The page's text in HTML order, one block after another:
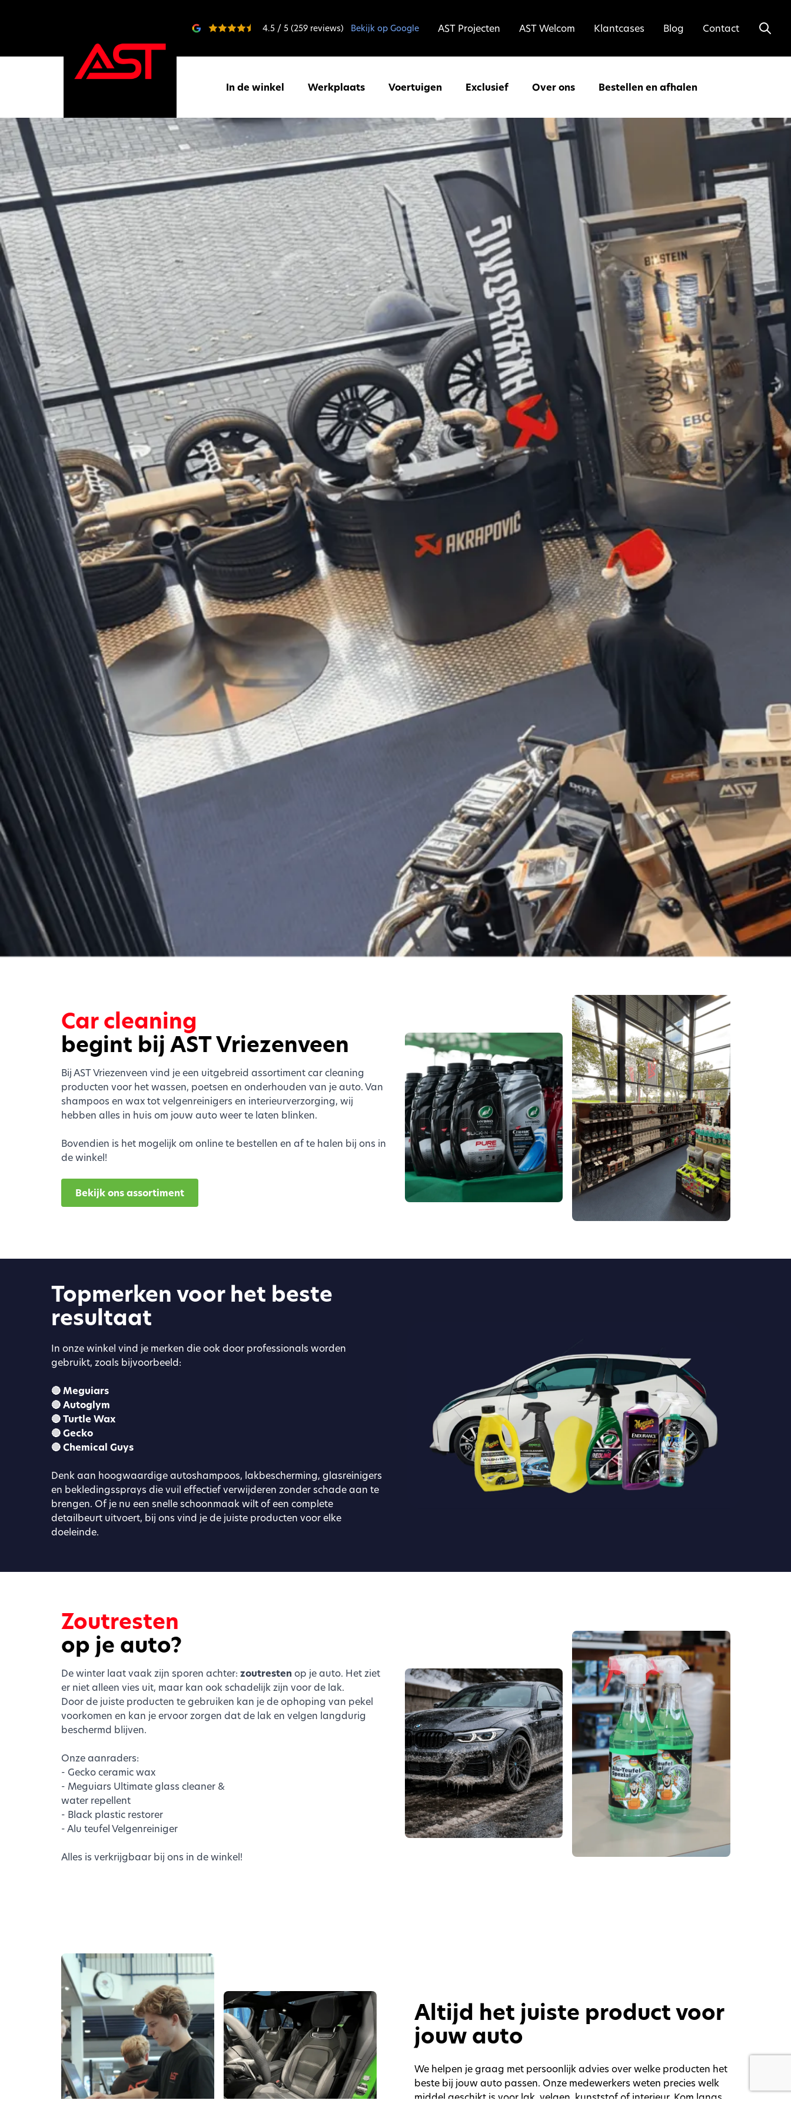
4.5 / 5 (259 reviews) Bekijk op Google AST Projecten AST Welcom Klantcases Blog Contact
In de winkel Werkplaats Voertuigen Exclusief Over ons Bestellen en afhalen
Car cleaning
begint bij AST Vriezenveen
Bij AST Vriezenveen vind je een uitgebreid assortiment car cleaning
producten voor het wassen, poetsen en onderhouden van je auto. Van
shampoos en wax tot velgenreinigers en interieurverzorging, wij
hebben alles in huis om jouw auto weer te laten blinken.
Bovendien is het mogelijk om online te bestellen en af te halen bij ons in
de winkel!
Bekijk ons assortiment
Topmerken voor het beste
resultaat
In onze winkel vind je merken die ook door professionals worden
gebruikt, zoals bijvoorbeeld:
🔴 Meguiars
🔴 Autoglym
🔴 Turtle Wax
🔴 Gecko
🔴 Chemical Guys
Denk aan hoogwaardige autoshampoos, lakbescherming, glasreinigers
en bekledingssprays die vuil effectief verwijderen zonder schade aan te
brengen. Of je nu een snelle schoonmaak wilt of een complete
detailbeurt uitvoert, bij ons vind je de juiste producten voor elke
doeleinde.
Zoutresten
op je auto?
De winter laat vaak zijn sporen achter: zoutrestenop je auto. Het ziet
er niet alleen vies uit, maar kan ook schadelijk zijn voor de lak.
Door de juiste producten te gebruiken kan je de ophoping van pekel
voorkomen en kan je ervoor zorgen dat de lak en velgen langdurig
beschermd blijven.
Onze aanraders:
- Gecko ceramic wax
- Meguiars Ultimate glass cleaner &
water repellent
- Black plastic restorer
- Alu teufel Velgenreiniger
Alles is verkrijgbaar bij ons in de winkel!
Altijd het juiste product voor
jouw auto
We helpen je graag met persoonlijk advies over welke producten het
beste bij jouw auto passen. Onze medewerkers weten precies welk
middel geschikt is voor lak, velgen, kunststof of interieur. Kom langs